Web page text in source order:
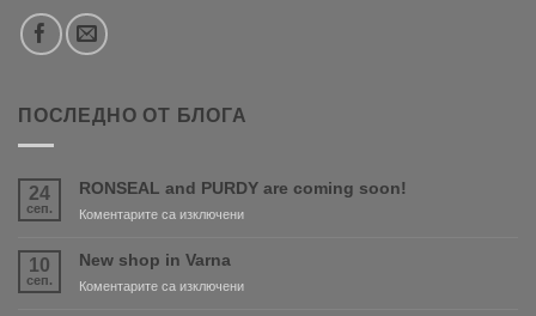
ПОСЛЕДНО ОТ БЛОГА
24
сеп.
RONSEAL and PURDY are coming soon!
Коментарите са изключениза
are
10
сеп.
New shop in Varna
Коментарите са изключениза